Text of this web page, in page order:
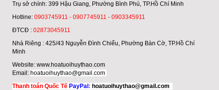
Trụ sở chính: 399 Hậu Giang, Phường Bình Phú, TP.Hồ Chí Minh
Hotline: 0903745911 - 0907745911 - 0903345911
ĐTCĐ : 02873045911
Nhà Riêng : 425/43 Nguyễn Đình Chiểu, Phường Bàn Cờ, TP.Hồ Chí
Minh
Website: www.hoatuoihuythao.com
Email: hoatuoihuythao@gmail.com
Thanh toán Quốc Tế PayPal : hoatuoihuythao@gmail.com